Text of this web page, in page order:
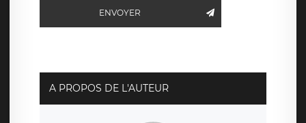
basé en France et offrant des
clauses de protection
limitation du traitement relatif à vos données à caractère
données. Vous pouvez exercer ces droits auprès du délégué
ENVOYER
A PROPOS DE L'AUTEUR